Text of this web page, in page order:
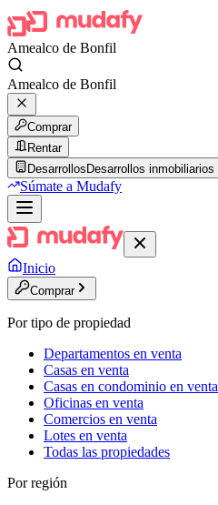
Amealco de Bonfil
Amealco de Bonfil
Comprar
Rentar
Desarrollos Desarrollos inmobiliarios
Súmate a Mudafy
Inicio
Comprar
Por tipo de propiedad
Departamentos en venta
Casas en venta
Casas en condominio en venta
Oficinas en venta
Comercios en venta
Lotes en venta
Todas las propiedades
Por región